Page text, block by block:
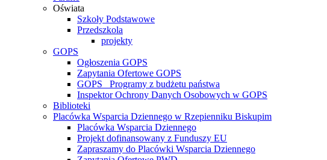
Oświata
Szkoły Podstawowe
Przedszkola
projekty
GOPS
Ogłoszenia GOPS
Zapytania Ofertowe GOPS
GOPS_ Programy z budżetu państwa
Inspektor Ochrony Danych Osobowych w GOPS
Biblioteki
Placówka Wsparcia Dziennego w Rzepienniku Biskupim
Placówka Wsparcia Dziennego
Projekt dofinansowany z Funduszy EU
Zapraszamy do Placówki Wsparcia Dziennego